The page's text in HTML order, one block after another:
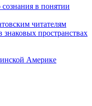
в понятии
читателям
пространствах
Америке